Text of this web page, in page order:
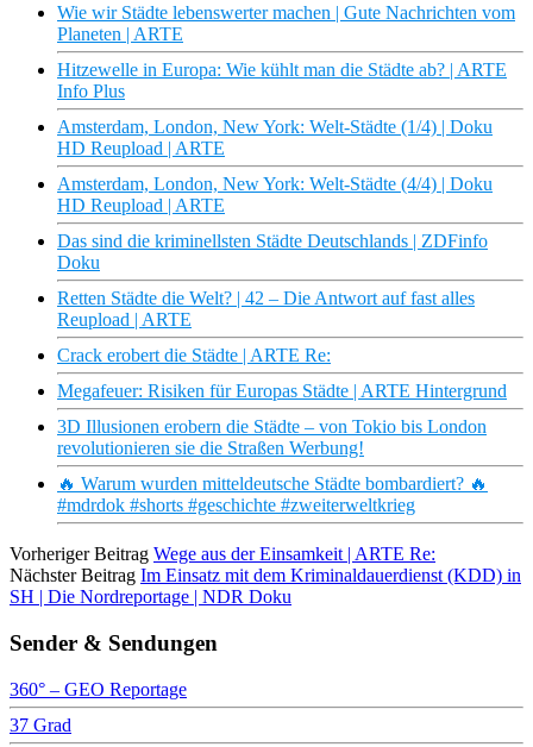
Wie wir Städte lebenswerter machen | Gute Nachrichten vom
Planeten | ARTE
Hitzewelle in Europa: Wie kühlt man die Städte ab? | ARTE
Info Plus
Amsterdam, London, New York: Welt-Städte (1/4) | Doku
HD Reupload | ARTE
Amsterdam, London, New York: Welt-Städte (4/4) | Doku
HD Reupload | ARTE
Das sind die kriminellsten Städte Deutschlands | ZDFinfo
Doku
Retten Städte die Welt? | 42 – Die Antwort auf fast alles
Reupload | ARTE
Crack erobert die Städte | ARTE Re:
Megafeuer: Risiken für Europas Städte | ARTE Hintergrund
3D Illusionen erobern die Städte – von Tokio bis London
revolutionieren sie die Straßen Werbung!
🔥 Warum wurden mitteldeutsche Städte bombardiert? 🔥
#mdrdok #shorts #geschichte #zweiterweltkrieg
Vorheriger Beitrag Wege aus der Einsamkeit | ARTE Re:
Nächster Beitrag Im Einsatz mit dem Kriminaldauerdienst (KDD) in
SH | Die Nordreportage | NDR Doku
Sender & Sendungen
360° – GEO Reportage
37 Grad